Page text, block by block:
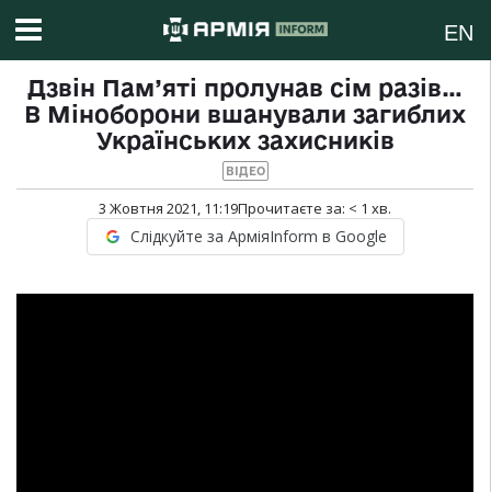
EN
Дзвін Пам’яті пролунав сім разів…
В Міноборони вшанували загиблих
Українських захисників
ВІДЕО
3 Жовтня 2021, 11:19Прочитаєте за: < 1 хв.
Слідкуйте за АрміяInform в Google